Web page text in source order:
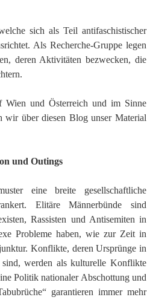
sich als Teil antifaschistischer
Als Recherche-Gruppe legen
deren Aktivitäten bezwecken, die
Wien und Österreich und im Sinne
wir über diesen Blog unser Material
und Outings
eine breite gesellschaftliche
Elitäre Männerbünde sind
Rassisten und Antisemiten in
Probleme haben, wie zur Zeit in
Konflikte, deren Ursprünge in
werden als kulturelle Konflikte
Politik nationaler Abschottung und
garantieren immer mehr